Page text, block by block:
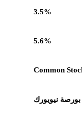
3.5%
5.6%
Common
بورصة نيويورك